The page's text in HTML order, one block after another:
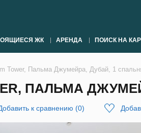
ЖК АРЕНДА ПОИСК НА
Tower, Пальма Джумейра, Дубай, 1
ПАЛЬМА
к сравнению (0)